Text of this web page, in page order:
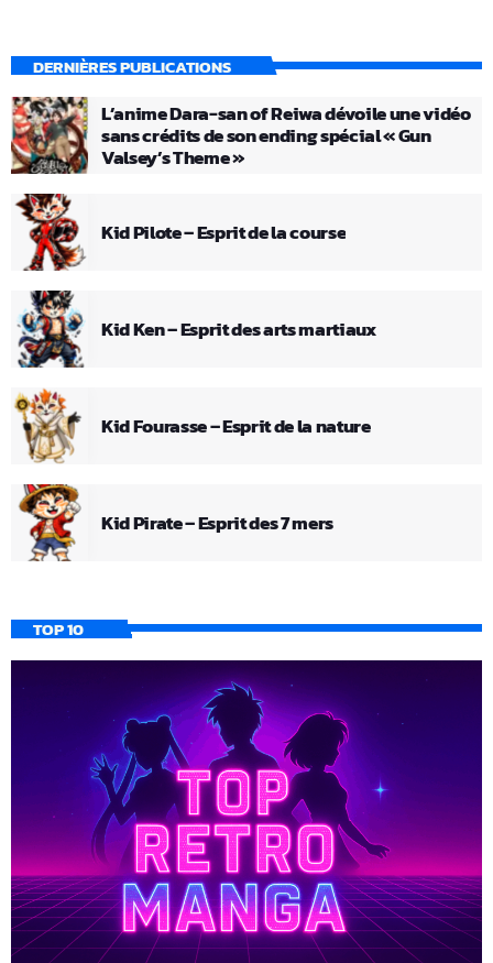
DERNIÈRES PUBLICATIONS
L’anime Dara-san of Reiwa dévoile une vidéo
sans crédits de son ending spécial « Gun
Valsey’s Theme »
Kid Pilote – Esprit de la course
Kid Ken – Esprit des arts martiaux
Kid Fourasse – Esprit de la nature
Kid Pirate – Esprit des 7 mers
TOP 10